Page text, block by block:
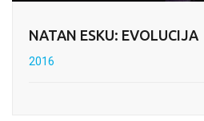
NATAN ESKU: EVOLUCIJA
2016